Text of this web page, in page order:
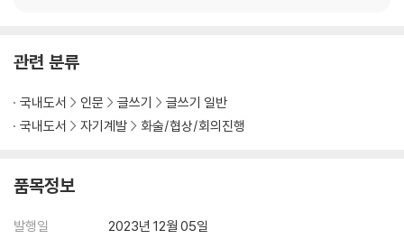
엘리베이터 스피치 _123
말하기를 빛내는 시대정신과 역사의식 _128
발표 불안을 어떻게 없애거나 줄일 것인가 _132
불안해하지 말고 즐겨라 _136
관련 분류
국내도서 인문 글쓰기
글쓰기 일반
국내도서
자기계발 화술/협상/회의진행
품목정보
발행일
2023년 12월 05일